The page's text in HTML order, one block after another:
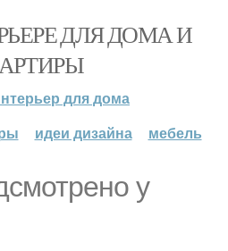
ДЛЯ ДОМА И
для дома
идеи дизайна мебель
у